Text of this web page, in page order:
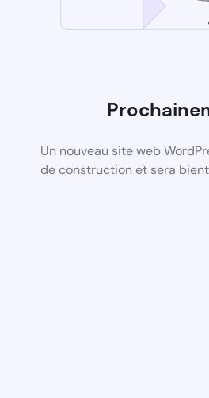
Un nouveau site web
de construction et sera